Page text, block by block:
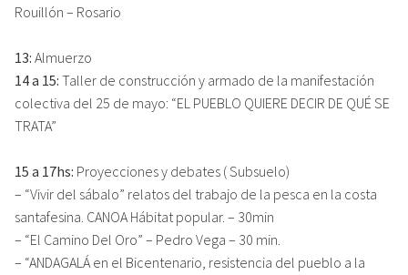
Rouillón – Rosario
13: Almuerzo
14 a 15: Taller de construcción y armado de la manifestación
colectiva del 25 de mayo: “EL PUEBLO QUIERE DECIR DE QUÉ SE
TRATA”
15 a 17hs: Proyecciones y debates ( Subsuelo)
– “Vivir del sábalo” relatos del trabajo de la pesca en la costa
santafesina. CANOA Hábitat popular. – 30min
– “El Camino Del Oro” – Pedro Vega – 30 min.
– “ANDAGALÁ en el Bicentenario, resistencia del pueblo a la